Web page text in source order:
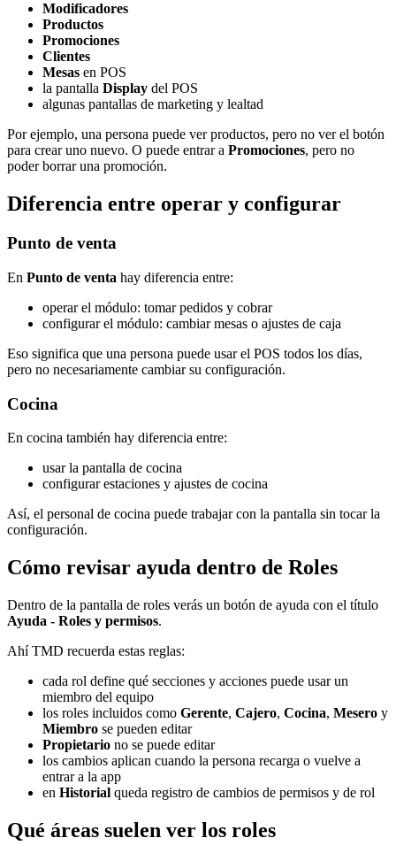
Modificadores
Productos
Promociones
Clientes
Mesas en POS
la pantalla Display del POS
algunas pantallas de marketing y lealtad
Por ejemplo, una persona puede ver productos, pero no ver el botón
para crear uno nuevo. O puede entrar a Promociones, pero no
poder borrar una promoción.
Diferencia entre operar y configurar
Punto de venta
En Punto de venta hay diferencia entre:
operar el módulo: tomar pedidos y cobrar
configurar el módulo: cambiar mesas o ajustes de caja
Eso significa que una persona puede usar el POS todos los días,
pero no necesariamente cambiar su configuración.
Cocina
En cocina también hay diferencia entre:
usar la pantalla de cocina
configurar estaciones y ajustes de cocina
Así, el personal de cocina puede trabajar con la pantalla sin tocar la
configuración.
Cómo revisar ayuda dentro de Roles
Dentro de la pantalla de roles verás un botón de ayuda con el título
Ayuda - Roles y permisos.
Ahí TMD recuerda estas reglas:
cada rol define qué secciones y acciones puede usar un
miembro del equipo
los roles incluidos como Gerente, Cajero, Cocina, Mesero y
Miembro se pueden editar
Propietario no se puede editar
los cambios aplican cuando la persona recarga o vuelve a
entrar a la app
en Historial queda registro de cambios de permisos y de rol
Qué áreas suelen ver los roles